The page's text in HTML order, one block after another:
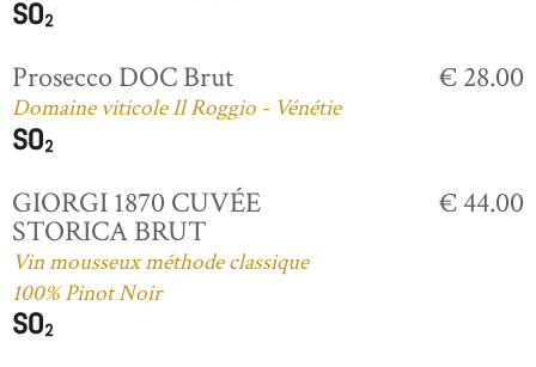
Prosecco DOC Brut
Domaine viticole Il Roggio - Vénétie
€ 28.00
GIORGI 1870 CUVÉE
STORICA BRUT
Vin mousseux méthode classique
100% Pinot Noir
€ 44.00